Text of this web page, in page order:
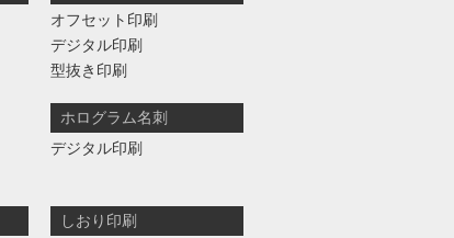
オフセット印刷
デジタル印刷
型抜き印刷
ホログラム名刺
デジタル印刷
しおり印刷